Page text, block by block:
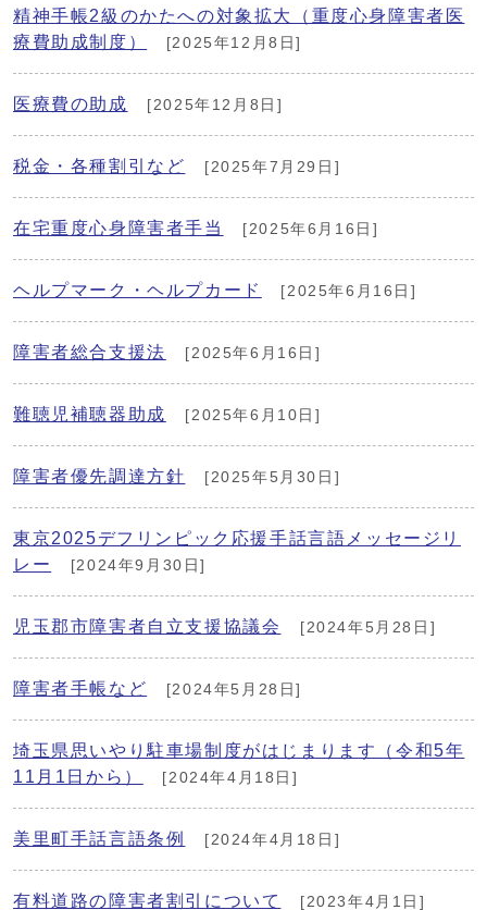
精神手帳2級のかたへの対象拡大（重度心身障害者医
療費助成制度）
[2025年12月8日]
医療費の助成 [2025年12月8日]
税金・各種割引など [2025年7月29日]
在宅重度心身障害者手当 [2025年6月16日]
ヘルプマーク・ヘルプカード [2025年6月16日]
障害者総合支援法 [2025年6月16日]
難聴児補聴器助成 [2025年6月10日]
障害者優先調達方針 [2025年5月30日]
東京2025デフリンピック応援手話言語メッセージリ
レー
[2024年9月30日]
児玉郡市障害者自立支援協議会 [2024年5月28日]
障害者手帳など [2024年5月28日]
埼玉県思いやり駐車場制度がはじまります（令和5年
11月1日から）
[2024年4月18日]
美里町手話言語条例 [2024年4月18日]
有料道路の障害者割引について [2023年4月1日]